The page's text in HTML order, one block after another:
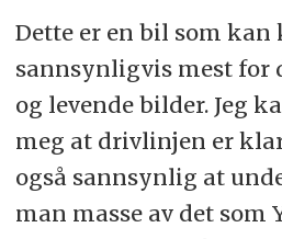
Dette er en bil som kan
sannsynligvis mest for
og levende bilder. Jeg
meg at drivlinjen er
også sannsynlig at
man masse av det som